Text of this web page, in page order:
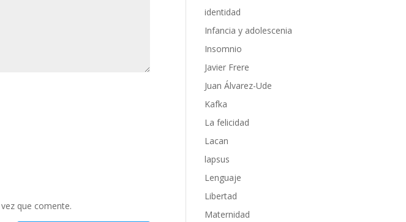
que comente.
identidad
Infancia y adolescenia
Insomnio
Javier Frere
Juan Álvarez-Ude
Kafka
La felicidad
Lacan
lapsus
Lenguaje
Libertad
Maternidad